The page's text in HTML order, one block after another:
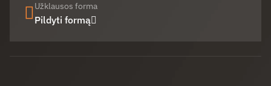
Užklausos forma
Pildyti formą